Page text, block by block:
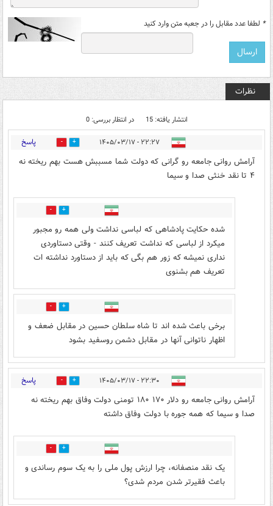
* لطفا عدد مقابل را در جعبه متن وارد کنید
نظرات
انتشار یافته: 15 در انتظار بررسی: 0
۲۲:۲۷ - ۱۴۰۵/۰۳/۱۷ 5 پاسخ
آرامش روانی جامعه رو گرانی که دولت شما مسببش هست بهم ریخته نه
۴ تا نقد خنثی صدا و سیما
0
شده حکایت پادشاهی که لباسی نداشت ولی همه رو مجبور
میکرد از لباسی که نداشت تعریف کنند - وقتی دستاوردی
نداری نمیشه که زور هم بگی که باید از دستاورد نداشته ات
تعریف هم بشنوی
0
برخی باعث شده اند تا شاه سلطان حسین در مقابل ضعف و
اظهار ناتوانی آنها در مقابل دشمن روسفید بشود
۲۲:۳۰ - ۱۴۰۵/۰۳/۱۷ 5 پاسخ
آرامش روانی جامعه رو دلار ۱۷۰ ۱۸۰ تومنی دولت وفاق بهم ریخته نه
صدا و سیما که همه جوره با دولت وفاق داشته
0
یک نقد منصفانه، چرا ارزش پول ملی را به یک سوم رساندی و
باعث فقیرتر شدن مردم شدی؟